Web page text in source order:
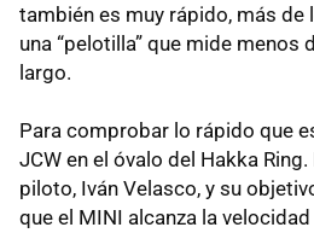
también es muy rápido, más de
una “pelotilla” que mide menos
largo.
Para comprobar lo rápido que
JCW en el óvalo del Hakka
piloto, Iván Velasco, y su
que el MINI alcanza la